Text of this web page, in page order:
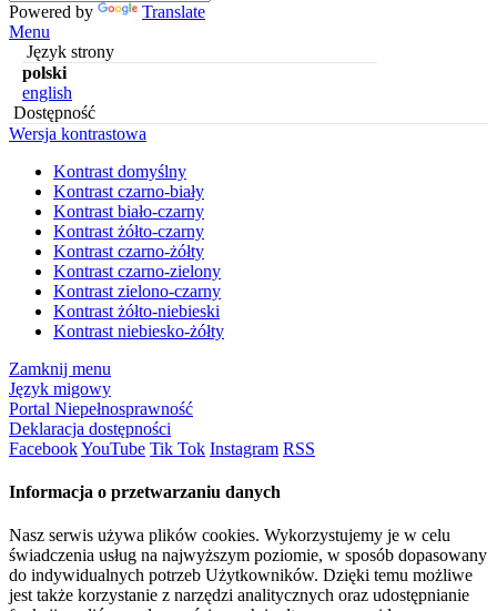
Powered by
Translate
Menu
Język strony
polski
english
Dostępność
Wersja kontrastowa
Kontrast domyślny
Kontrast czarno-biały
Kontrast biało-czarny
Kontrast żółto-czarny
Kontrast czarno-żółty
Kontrast czarno-zielony
Kontrast zielono-czarny
Kontrast żółto-niebieski
Kontrast niebiesko-żółty
Zamknij menu
Język migowy
Portal Niepełnosprawność
Deklaracja dostępności
FacebookYouTube Tik Tok Instagram RSS
Informacja o przetwarzaniu danych
Nasz serwis używa plików cookies. Wykorzystujemy je w celu
świadczenia usług na najwyższym poziomie, w sposób dopasowany
do indywidualnych potrzeb Użytkowników. Dzięki temu możliwe
jest także korzystanie z narzędzi analitycznych oraz udostępnianie